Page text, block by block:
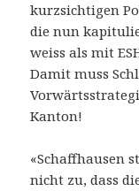
kurzsichtigen
die nun
weiss als mit
Damit muss
Kanton!
«Schaffhausen
nicht zu, dass